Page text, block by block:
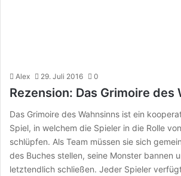
Alex 29. Juli 2016 0
Rezension: Das Grimoire des
Das Grimoire des Wahnsinns ist ein
Spiel, in welchem die Spieler in die Rolle
schlüpfen. Als Team müssen sie sich
des Buches stellen, seine Monster bannen
letztendlich schließen. Jeder Spieler